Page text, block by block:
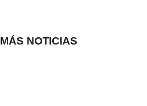
MÁS NOTICIAS